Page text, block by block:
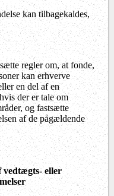
kan tilbagekaldes,
regler om, at fonde,
kan erhverve
en del af en
der er tale om
og fastsætte
af de pågældende
vedtægts- eller